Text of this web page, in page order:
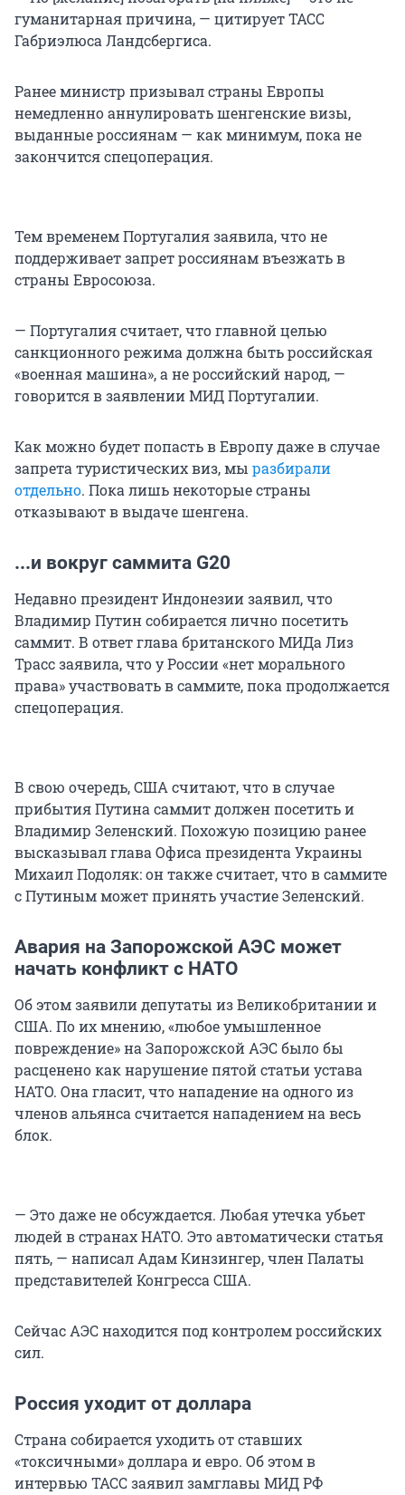
гуманитарная причина, — цитирует ТАСС
Габриэлюса Ландсбергиса.
Ранее министр призывал страны Европы
немедленно аннулировать шенгенские визы,
выданные россиянам — как минимум, пока не
закончится спецоперация.
Тем временем Португалия заявила, что не
поддерживает запрет россиянам въезжать в
страны Евросоюза.
— Португалия считает, что главной целью
санкционного режима должна быть российская
«военная машина», а не российский народ, —
говорится в заявлении МИД Португалии.
Как можно будет попасть в Европу даже в случае
запрета туристических виз, мы разбирали
отдельно. Пока лишь некоторые страны
отказывают в выдаче шенгена.
...и вокруг саммита G20
Недавно президент Индонезии заявил, что
Владимир Путин собирается лично посетить
саммит. В ответ глава британского МИДа Лиз
Трасс заявила, что у России «нет морального
права» участвовать в саммите, пока продолжается
спецоперация.
В свою очередь, США считают, что в случае
прибытия Путина саммит должен посетить и
Владимир Зеленский. Похожую позицию ранее
высказывал глава Офиса президента Украины
Михаил Подоляк: он также считает, что в саммите
с Путиным может принять участие Зеленский.
Авария на Запорожской АЭС может
начать конфликт с НАТО
Об этом заявили депутаты из Великобритании и
США. По их мнению, «любое умышленное
повреждение» на Запорожской АЭС было бы
расценено как нарушение пятой статьи устава
НАТО. Она гласит, что нападение на одного из
членов альянса считается нападением на весь
блок.
— Это даже не обсуждается. Любая утечка убьет
людей в странах НАТО. Это автоматически статья
пять, — написал Адам Кинзингер, член Палаты
представителей Конгресса США.
Сейчас АЭС находится под контролем российских
сил.
Россия уходит от доллара
Страна собирается уходить от ставших
«токсичными» доллара и евро. Об этом в
интервью ТАСС заявил замглавы МИД РФ